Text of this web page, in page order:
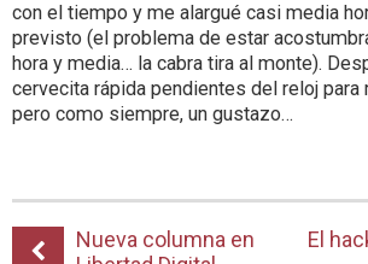
con el tiempo y me alargué casi media
previsto (el problema de estar
hora y media… la cabra tira al monte).
cervecita rápida pendientes del reloj para
pero como siempre, un gustazo…
Nueva columna en
El